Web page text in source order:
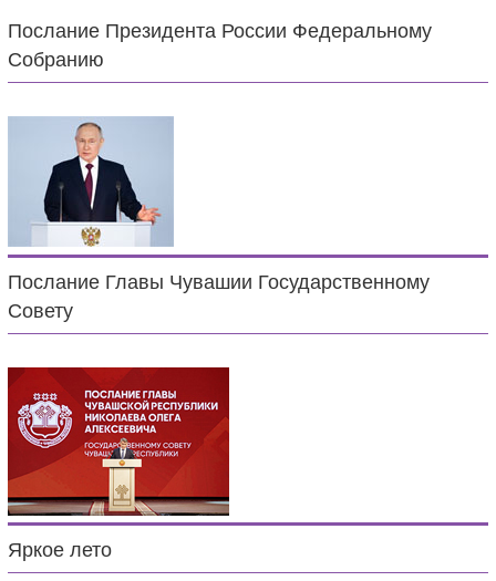
Послание Президента России Федеральному
Собранию
Послание Главы Чувашии Государственному
Совету
Яркое лето